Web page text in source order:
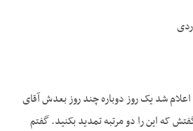
اعلام شد یک روز دوباره چند روز بعدش آقای
که این را دو مرتبه تمدید بکنید. گفتم